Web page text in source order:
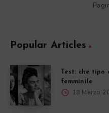
Popular Articles
Test: che tipo
femminile
18 Marzo